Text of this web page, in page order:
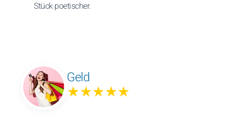
Stück poetischer.
Geld
★★★★★